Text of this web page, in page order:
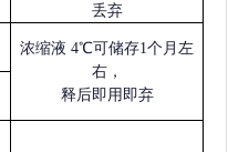
丢弃
浓缩液 4℃可储存1个月左
右，
释后即用即弃